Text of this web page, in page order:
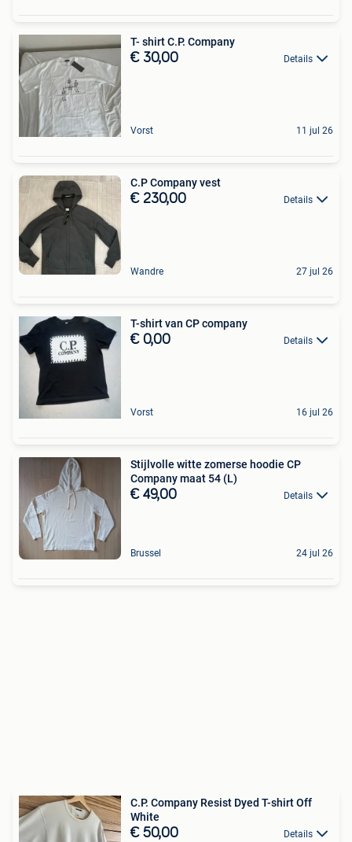
T- shirt C.P. Company
€ 30,00 Details
Vorst 11 jul 26
C.P Company vest
€ 230,00 Details
Wandre 27 jul 26
T-shirt van CP company
€ 0,00 Details
Vorst 16 jul 26
Stijlvolle witte zomerse hoodie CP
Company maat 54 (L)
€ 49,00 Details
Brussel 24 jul 26
C.P. Company Resist Dyed T-shirt Off
White
€ 50,00 Details